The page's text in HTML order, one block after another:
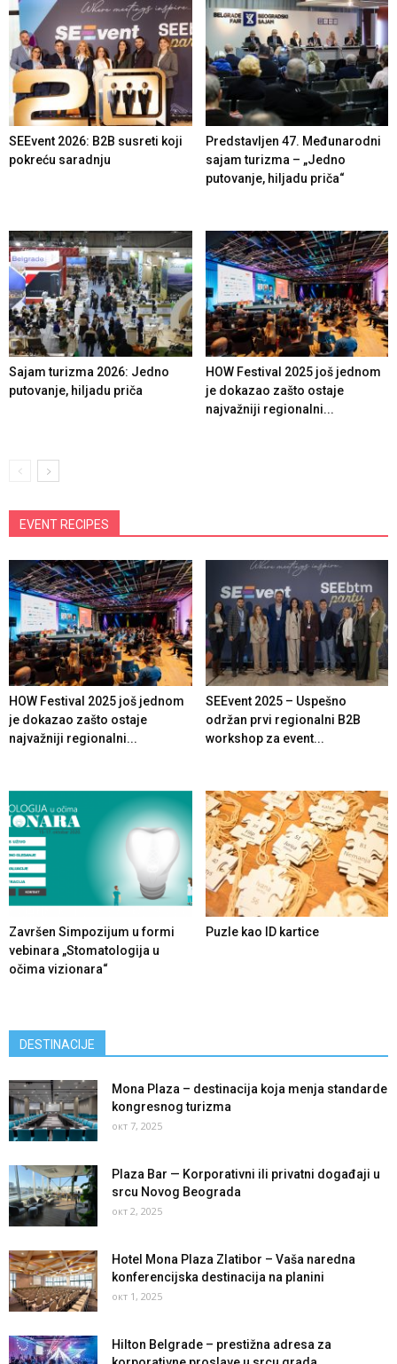
SEEvent 2026: B2B susreti koji
pokreću saradnju
Predstavljen 47. Međunarodni
sajam turizma – „Jedno
putovanje, hiljadu priča“
Sajam turizma 2026: Jedno
putovanje, hiljadu priča
HOW Festival 2025 još jednom
je dokazao zašto ostaje
najvažniji regionalni...
EVENT RECIPES
HOW Festival 2025 još jednom
je dokazao zašto ostaje
najvažniji regionalni...
SEEvent 2025 – Uspešno
održan prvi regionalni B2B
workshop za event...
Završen Simpozijum u formi
vebinara „Stomatologija u
očima vizionara“
Puzle kao ID kartice
DESTINACIJE
Mona Plaza – destinacija koja menja standarde
kongresnog turizma
окт 7, 2025
Plaza Bar — Korporativni ili privatni događaji u
srcu Novog Beograda
окт 2, 2025
Hotel Mona Plaza Zlatibor – Vaša naredna
konferencijska destinacija na planini
окт 1, 2025
Hilton Belgrade – prestižna adresa za